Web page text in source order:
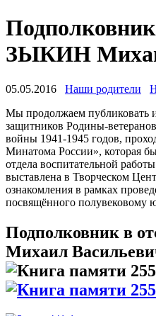
Подполковник
ЗЫКИН
05.05.2016 Наши родители
Мы продолжаем публиковать
защитников Родины-
войны 1941-1945 годов,
Минатома России», которая
отдела воспитательной
выставлена в Творческом
ознакомления в рамках
посвящённого полувековому
Подполковник в
Михаил